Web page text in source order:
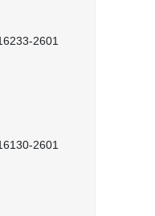
2601
2601